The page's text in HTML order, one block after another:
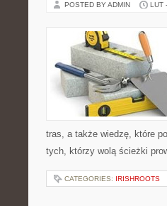
POSTED BY ADMIN LUT
tras, a także wiedzę, które
tych, którzy wolą ścieżki
CATEGORIES: IRISHROOTS